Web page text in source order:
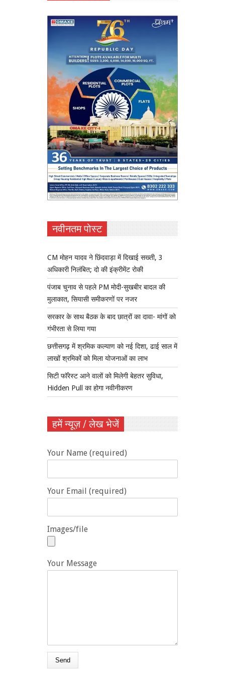
नवीनतम पोस्ट
CM मोहन यादव ने छिंदवाड़ा में दिखाई सख्ती, 3
अधिकारी निलंबित; दो की इंक्रीमेंट रोकी
पंजाब चुनाव से पहले PM मोदी-सुखबीर बादल की
मुलाकात, सियासी समीकरणों पर नजर
सरकार के साथ बैठक के बाद छात्रों का दावा- मांगों को
गंभीरता से लिया गया
छत्तीसगढ़ में श्रमिक कल्याण को नई दिशा, ढाई साल में
लाखों श्रमिकों को मिला योजनाओं का लाभ
सिटी फॉरेस्ट आने वालों को मिलेगी बेहतर सुविधा,
Hidden Pull का होगा नवीनीकरण
हमें न्यूज़ / लेख भेजें
Your Name (required)
Your Email (required)
Images/file
Your Message